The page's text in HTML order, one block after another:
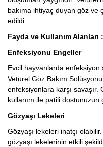
bakıma ihtiyaç duyan göz
edildi.
Fayda ve Kullanım Alanları :
Enfeksiyonu Engeller
Evcil hayvanlarda enfeksiyon
Veturel Göz Bakım
enfeksiyonlara karşı
kullanım ile patili dostunuzun
Gözyaşı Lekeleri
Gözyaşı lekeleri inatçı
gözyaşı lekelerinin etkili